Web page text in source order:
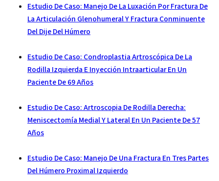
Estudio De Caso: Manejo De La Luxación Por Fractura De
La Articulación Glenohumeral Y Fractura Conminuente
Del Dije Del Húmero
Estudio De Caso: Condroplastia Artroscópica De La
Rodilla Izquierda E Inyección Intraarticular En Un
Paciente De 69 Años
Estudio De Caso: Artroscopia De Rodilla Derecha:
Meniscectomía Medial Y Lateral En Un Paciente De 57
Años
Estudio De Caso: Manejo De Una Fractura En Tres Partes
Del Húmero Proximal Izquierdo